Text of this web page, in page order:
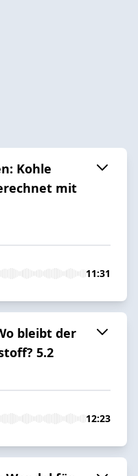
Kohle
mit
11:31
bleibt der
5.2
12:23